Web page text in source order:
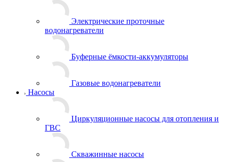
Электрические проточные
водонагреватели
Буферные ёмкости-аккумуляторы
Газовые водонагреватели
Насосы
Циркуляционные насосы для отопления и
ГВС
Скважинные насосы